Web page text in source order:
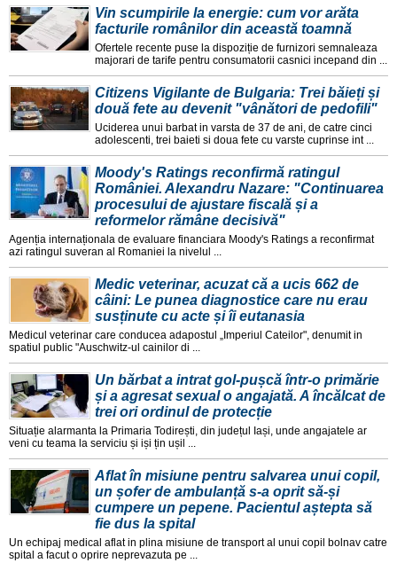
Vin scumpirile la energie: cum vor arăta
facturile românilor din această toamnă
Ofertele recente puse la dispoziție de furnizori semnaleaza
majorari de tarife pentru consumatorii casnici incepand din ...
Citizens Vigilante de Bulgaria: Trei băieți și
două fete au devenit "vânători de pedofili"
Uciderea unui barbat in varsta de 37 de ani, de catre cinci
adolescenti, trei baieti si doua fete cu varste cuprinse int ...
Moody's Ratings reconfirmă ratingul
României. Alexandru Nazare: "Continuarea
procesului de ajustare fiscală și a
reformelor rămâne decisivă"
Agenția internaționala de evaluare financiara Moody's Ratings a reconfirmat
azi ratingul suveran al Romaniei la nivelul ...
Medic veterinar, acuzat că a ucis 662 de
câini: Le punea diagnostice care nu erau
susținute cu acte și îi eutanasia
Medicul veterinar care conducea adapostul „Imperiul Cateilor", denumit in
spatiul public "Auschwitz-ul cainilor di ...
Un bărbat a intrat gol-pușcă într-o primărie
și a agresat sexual o angajată. A încălcat de
trei ori ordinul de protecție
Situație alarmanta la Primaria Todirești, din județul Iași, unde angajatele ar
veni cu teama la serviciu și iși țin ușil ...
Aflat în misiune pentru salvarea unui copil,
un șofer de ambulanță s-a oprit să-și
cumpere un pepene. Pacientul aștepta să
fie dus la spital
Un echipaj medical aflat in plina misiune de transport al unui copil bolnav catre
spital a facut o oprire neprevazuta pe ...